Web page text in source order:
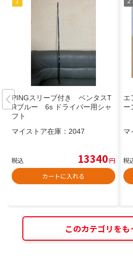
PINGスリーブ付き ベンタスT
Rブルー 6s ドライバー用シャ
フト
マイストア在庫： 2047
税込 13340円
カートに入れる
エ
ー
マ
税
このカテゴリをも